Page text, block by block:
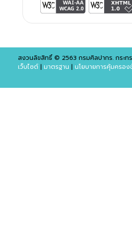
สงวนลิขสิทธิ์ © 2563 กรมศิลปากร. กระ
เว็บไซต์| มาตรฐาน | นโยบายการคุ้มครอ